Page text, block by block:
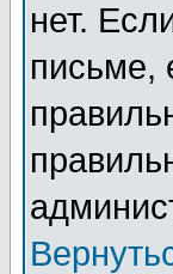
нет.
письме,